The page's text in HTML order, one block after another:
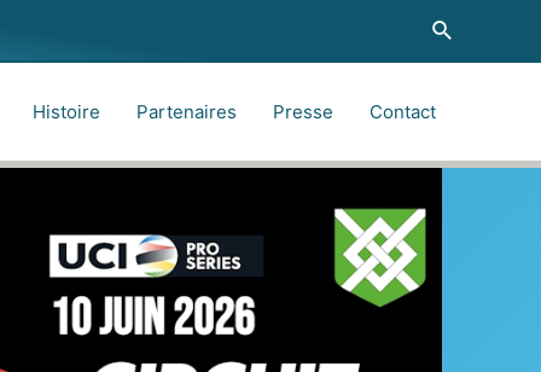
Histoire Partenaires Presse Contact